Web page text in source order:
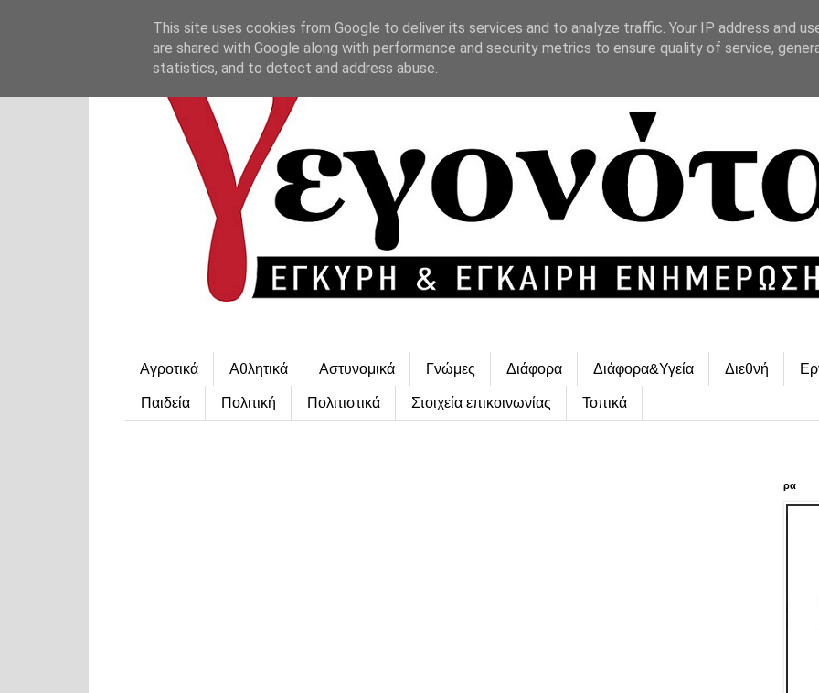
Αγροτικά Αθλητικά Αστυνομικά Γνώμες Διάφορα Διάφορα&Υγεία Διεθνή
Παιδεία Πολιτική Πολιτιστικά Στοιχεία επικοινωνίας Τοπικά
ρα
This site uses cookies from Google to deliver its services and to analyze traffic. Your IP address and
are shared with Google along with performance and security metrics to ensure quality of service,
statistics, and to detect and address abuse.